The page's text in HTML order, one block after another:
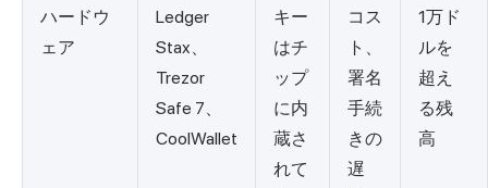
ハードウ
ェア
Ledger
Stax、
Trezor
Safe 7、
CoolWallet
キー
はチ
ップ
に内
蔵さ
れて
コス
ト、
署名
手続
きの
遅
1万ド
ルを
超え
る残
高